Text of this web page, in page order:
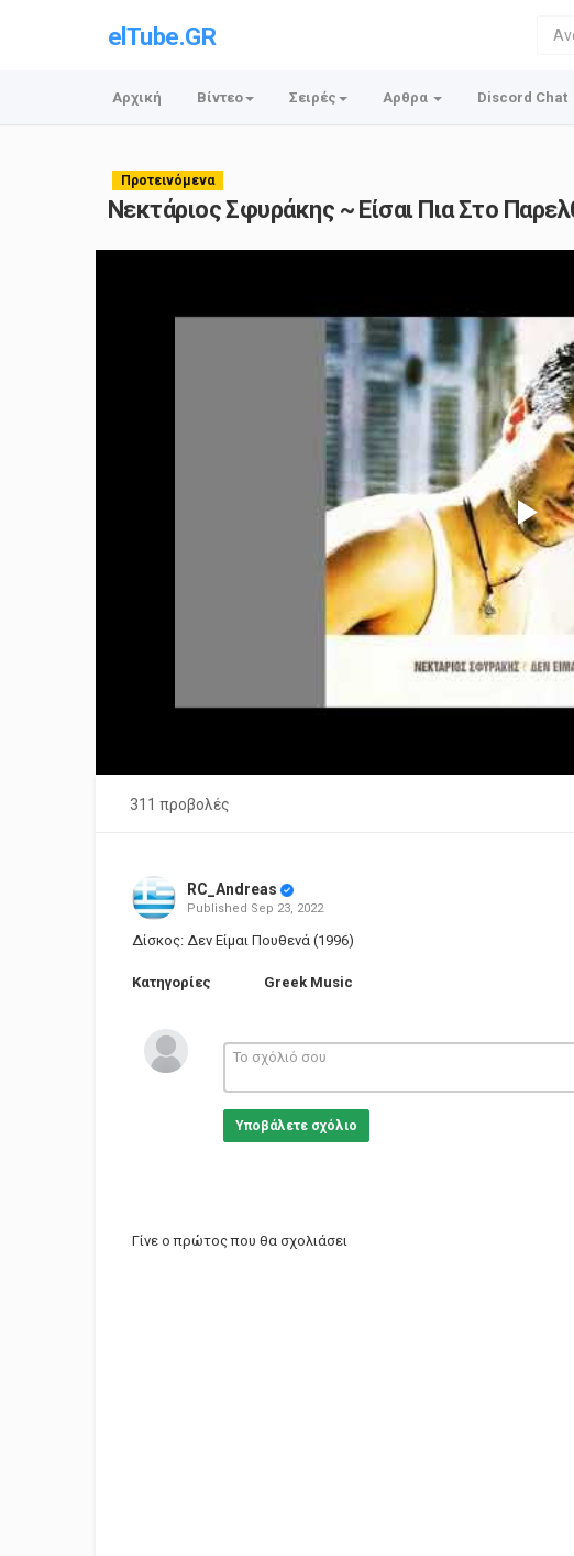
elTube.GR
Αρχική Βίντεο Σειρές Αρθρα Discord Chat
Προτεινόμενα
Νεκτάριος Σφυράκης ~ Είσαι Πια Στο
311 προβολές
RC_Andreas
Published Sep 23, 2022
Δίσκος: Δεν Είμαι Πουθενά (1996)
Κατηγορίες Greek Music
Υποβάλετε σχόλιο
Γίνε ο πρώτος που θα σχολιάσει